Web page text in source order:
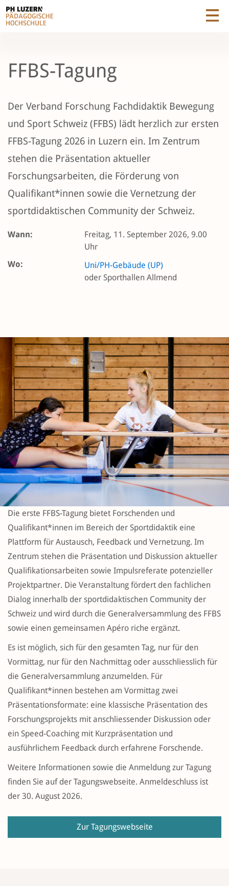
FFBS-Tagung
Der Verband Forschung Fachdidaktik Bewegung
und Sport Schweiz (FFBS) lädt herzlich zur ersten
FFBS-Tagung 2026 in Luzern ein. Im Zentrum
stehen die Präsentation aktueller
Forschungsarbeiten, die Förderung von
Qualifikant*innen sowie die Vernetzung der
sportdidaktischen Community der Schweiz.
Wann:
Freitag, 11. September 2026, 9.00
Uhr
Wo:
Uni/PH-Gebäude (UP)
oder Sporthallen Allmend
Die erste FFBS-Tagung bietet Forschenden und
Qualifikant*innen im Bereich der Sportdidaktik eine
Plattform für Austausch, Feedback und Vernetzung. Im
Zentrum stehen die Präsentation und Diskussion aktueller
Qualifikationsarbeiten sowie Impulsreferate potenzieller
Projektpartner. Die Veranstaltung fördert den fachlichen
Dialog innerhalb der sportdidaktischen Community der
Schweiz und wird durch die Generalversammlung des FFBS
sowie einen gemeinsamen Apéro riche ergänzt.
Es ist möglich, sich für den gesamten Tag, nur für den
Vormittag, nur für den Nachmittag oder ausschliesslich für
die Generalversammlung anzumelden. Für
Qualifikant*innen bestehen am Vormittag zwei
Präsentationsformate: eine klassische Präsentation des
Forschungsprojekts mit anschliessender Diskussion oder
ein Speed-Coaching mit Kurzpräsentation und
ausführlichem Feedback durch erfahrene Forschende.
Weitere Informationen sowie die Anmeldung zur Tagung
finden Sie auf der Tagungswebseite. Anmeldeschluss ist
der 30. August 2026.
Zur Tagungswebseite